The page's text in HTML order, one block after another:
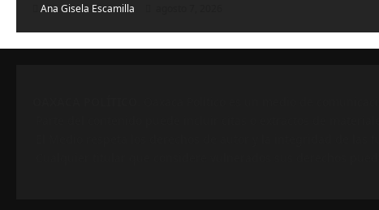
a
Ana Gisela Escamilla